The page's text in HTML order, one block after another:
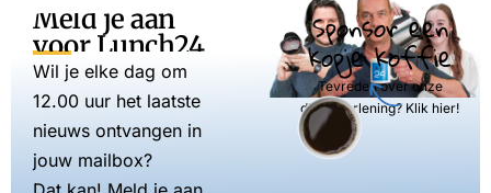
Meld je aan
voor Lunch24
Wil je elke dag om
12.00 uur het laatste
nieuws ontvangen in
jouw mailbox?
Sponsor een
kopje koffie
Tevreden over onze
dienstverlening? Klik hier!